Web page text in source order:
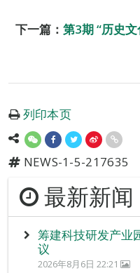
下一篇： 第3期 “历史
列印本页
NEWS-1-5-217635
最新新闻
筹建科技研发产业
议
2026年8月6日 22:21